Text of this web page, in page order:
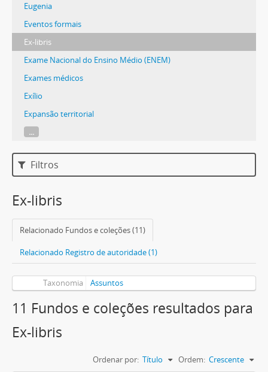
Eugenia
Eventos formais
Ex-libris
Exame Nacional do Ensino Médio (ENEM)
Exames médicos
Exílio
Expansão territorial
...
Filtros
Ex-libris
Relacionado Fundos e coleções (11)
Relacionado Registro de autoridade (1)
Taxonomia Assuntos
11 Fundos e coleções resultados para
Ex-libris
Ordenar por: Título Ordem: Crescente